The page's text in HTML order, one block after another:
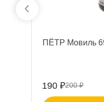
ПЁТР Мовиль
190 ₽200 ₽